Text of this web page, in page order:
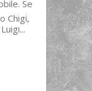
Se
Chigi,